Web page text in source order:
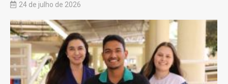
24 de julho de 2026